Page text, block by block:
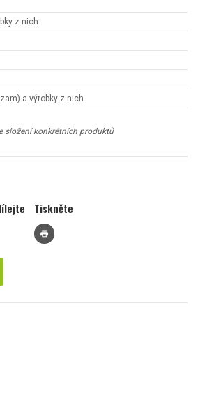
z nich
a výrobky z nich
složení konkrétních produktů
Tiskněte
print